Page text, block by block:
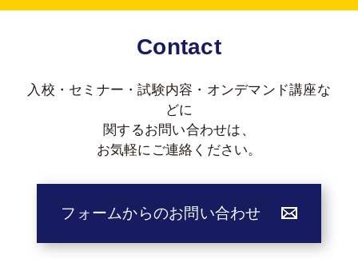
Contact
入校・セミナー・試験内容・オンデマンド講座な
どに
関するお問い合わせは、
お気軽にご連絡ください。
フォームからのお問い合わせ